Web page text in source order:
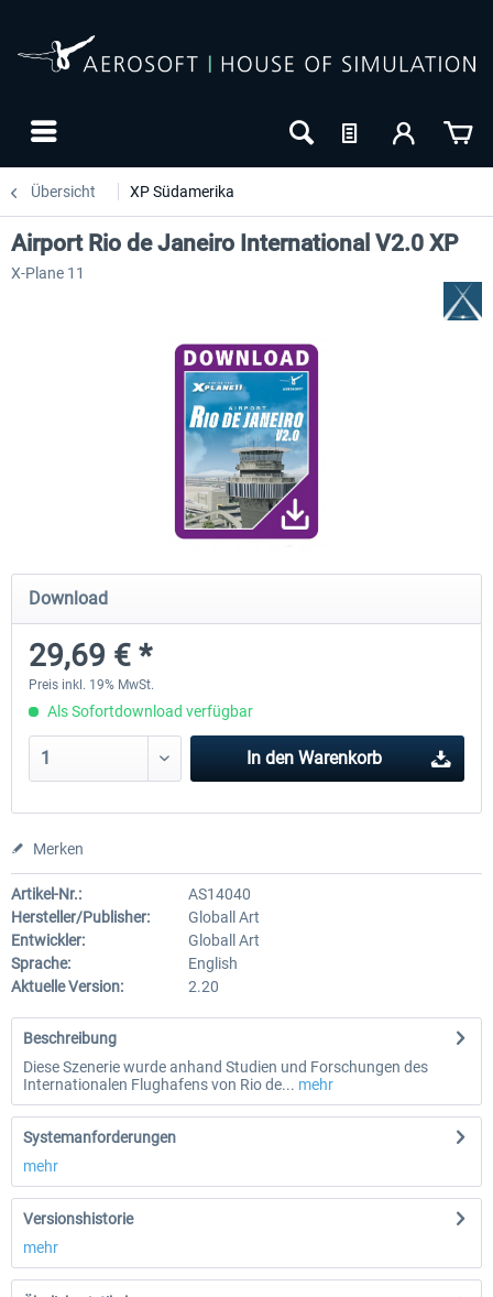
Übersicht XP Südamerika
Airport Rio de Janeiro-Santos Dumont
22,90 € *
Airport Rio de Janeiro
Airport Rio de Janeiro International V2.0 XP
X-Plane 11
Download
29,69 € *
Preis inkl. 19% MwSt.
Als Sofortdownload verfügbar
In den Warenkorb
Merken
Artikel-Nr.:
AS14040
Hersteller/Publisher:
Globall Art
Entwickler:
Globall Art
Sprache:
English
Aktuelle Version:
2.20
Beschreibung
Diese Szenerie wurde anhand Studien und Forschungen des
Internationalen Flughafens von Rio de... mehr
Systemanforderungen
mehr
Versionshistorie
mehr